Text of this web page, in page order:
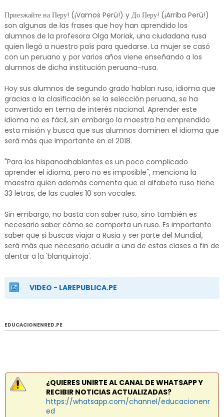
Приезжайте на Перу! (¡Vamos Perú!) y До Перу! (¡Arriba Perú!)
son algunas de las frases que hoy han aprendido los
alumnos de la profesora Olga Moriak, una ciudadana rusa
quien llegó a nuestro país para quedarse. La mujer se casó
con un peruano y por varios años viene enseñando a los
alumnos de dicha institución peruana-rusa.
Hoy sus alumnos de segundo grado hablan ruso, idioma que
gracias a la clasificación se la selección peruana, se ha
convertido en tema de interés nacional. Aprender este
idioma no es fácil, sin embargo la maestra ha emprendido
esta misión y busca que sus alumnos dominen el idioma que
será más que importante en el 2018.
"Para los hispanoahablantes es un poco complicado
aprender el idioma, pero no es imposible", menciona la
maestra quien además comenta que el alfabeto ruso tiene
33 letras, de las cuales 10 son vocales.
Sin embargo, no basta con saber ruso, sino también es
necesario saber cómo se comporta un ruso. Es importante
saber que si buscas viajar a Rusia y ser parte del Mundial,
será más que necesario acudir a una de estas clases a fin de
alentar a la 'blanquirroja'.
VIDEO - LAREPUBLICA.PE
EDUCACIONENRED.PE
¿QUIERES UNIRTE AL CANAL DE WHATSAPP Y
RECIBIR NOTICIAS ACTUALIZADAS?
https://whatsapp.com/channel/educacionenr
ed